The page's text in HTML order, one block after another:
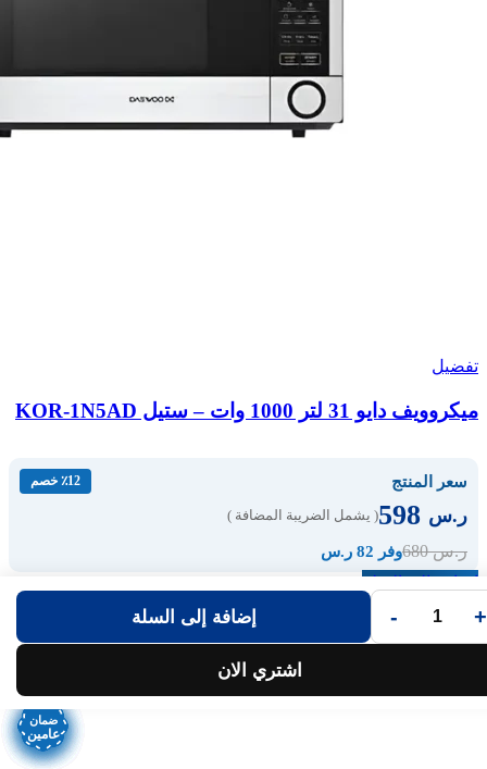
ضمان
عامين
ضمان
عامين
ضمان
عامين
ضمان
عامين
ضمان
عامين
ضمان
عامين
ضمان
عامين
تفضيل
ميكروويف دايو 31 لتر 1000 وات – ستيل KOR-1N5AD
سعر المنتج ٪12 خصم
ر.س ( يشمل الضريبة المضافة )
ر.س680 وفر 82 ر.س
إضافة إلى السلة
ضمان
عامين
+
- إضافة إلى السلة
اشتري الان